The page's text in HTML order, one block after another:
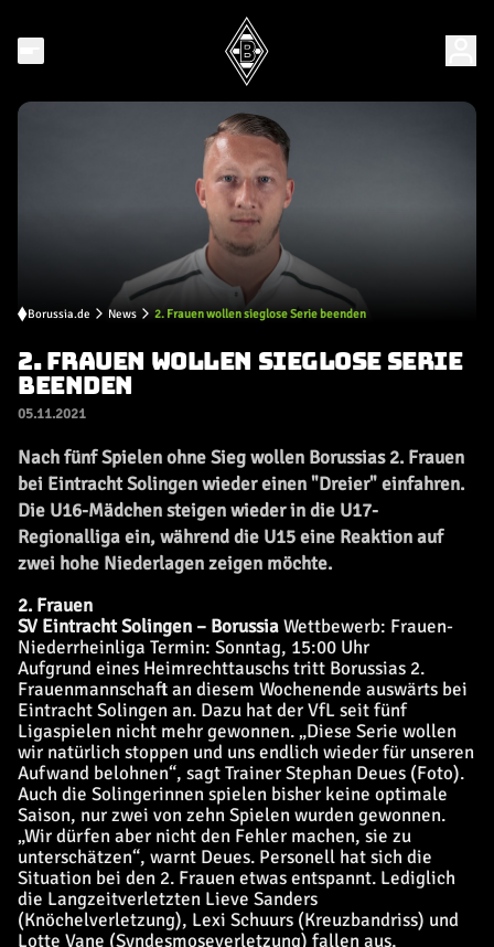
Borussia.de News 2. Frauen wollen sieglose Serie beenden
2. FRAUEN WOLLEN SIEGLOSE SERIE
BEENDEN
05.11.2021
Nach fünf Spielen ohne Sieg wollen Borussias 2. Frauen
bei Eintracht Solingen wieder einen "Dreier" einfahren.
Die U16-Mädchen steigen wieder in die U17-
Regionalliga ein, während die U15 eine Reaktion auf
zwei hohe Niederlagen zeigen möchte.
2. Frauen
SV Eintracht Solingen – BorussiaWettbewerb: Frauen-
Niederrheinliga Termin: Sonntag, 15:00 Uhr
Aufgrund eines Heimrechttauschs tritt Borussias 2.
Frauenmannschaft an diesem Wochenende auswärts bei
Eintracht Solingen an. Dazu hat der VfL seit fünf
Ligaspielen nicht mehr gewonnen. „Diese Serie wollen
wir natürlich stoppen und uns endlich wieder für unseren
Aufwand belohnen“, sagt Trainer Stephan Deues (Foto).
Auch die Solingerinnen spielen bisher keine optimale
Saison, nur zwei von zehn Spielen wurden gewonnen.
„Wir dürfen aber nicht den Fehler machen, sie zu
unterschätzen“, warnt Deues. Personell hat sich die
Situation bei den 2. Frauen etwas entspannt. Lediglich
die Langzeitverletzten Lieve Sanders
(Knöchelverletzung), Lexi Schuurs (Kreuzbandriss) und
Lotte Vane (Syndesmoseverletzung) fallen aus,